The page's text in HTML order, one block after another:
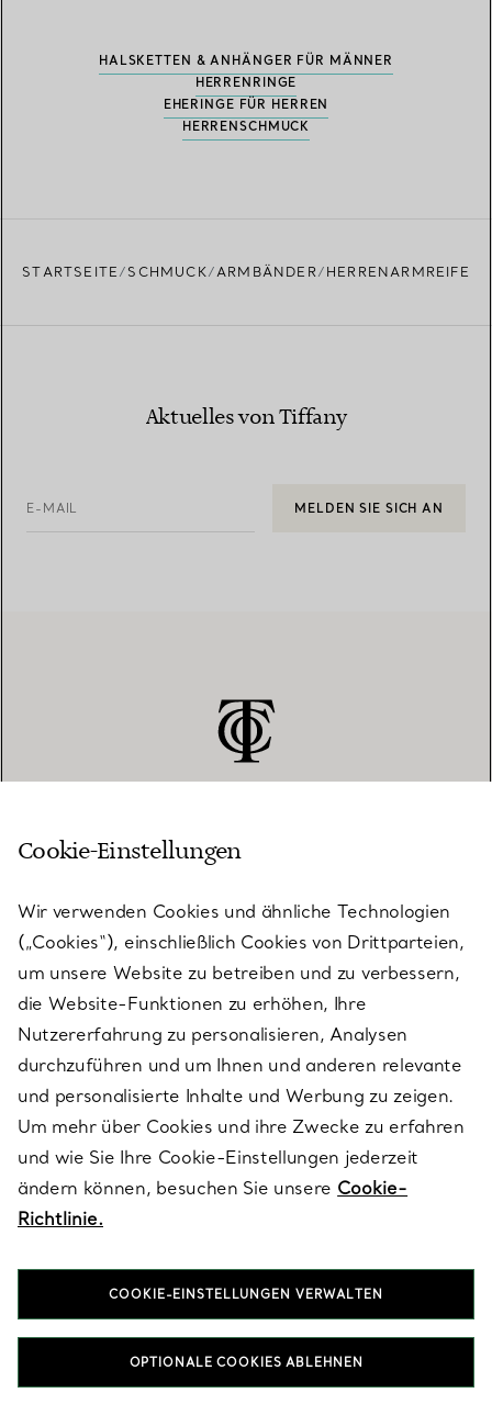
HALSKETTEN & ANHÄNGER FÜR MÄNNER
HERRENRINGE
EHERINGE FÜR HERREN
HERRENSCHMUCK
STARTSEITE SCHMUCK ARMBÄNDER HERRENARMREIFE
Aktuelles von Tiffany
E-MAIL MELDEN SIE SICH AN
KUNDENSERVICE
SERVICES
ÜBER TIFFANY & CO.
RECHTLICHE HINWEISE
FOLGEN SIE UNS
T&Co. 2026
Cookie-Einstellungen
Wir verwenden Cookies und ähnliche Technologien
(„Cookies“), einschließlich Cookies von Drittparteien,
um unsere Website zu betreiben und zu verbessern,
die Website-Funktionen zu erhöhen, Ihre
Nutzererfahrung zu personalisieren, Analysen
durchzuführen und um Ihnen und anderen relevante
und personalisierte Inhalte und Werbung zu zeigen.
Um mehr über Cookies und ihre Zwecke zu erfahren
und wie Sie Ihre Cookie-Einstellungen jederzeit
ändern können, besuchen Sie unsere Cookie-
Richtlinie.
COOKIE-EINSTELLUNGEN VERWALTEN
OPTIONALE COOKIES ABLEHNEN